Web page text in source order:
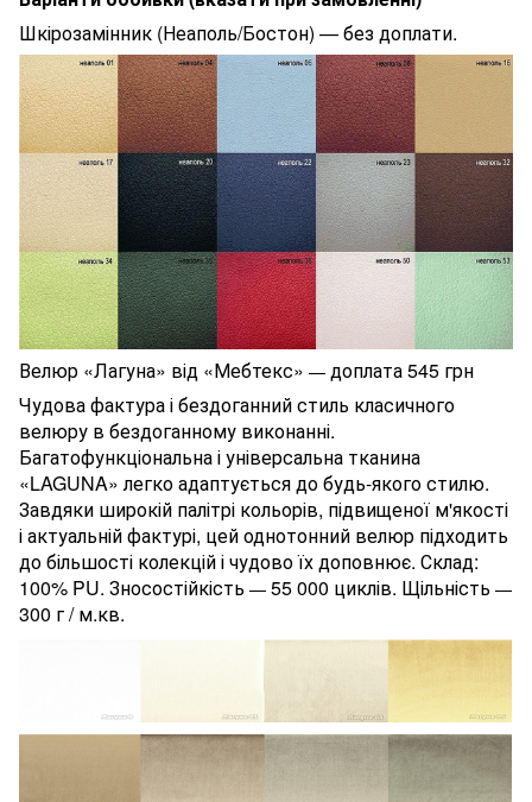
Шкірозамінник (Неаполь/Бостон) — без доплати.
Велюр «Лагуна» від «Мебтекс» — доплата 545 грн
Чудова фактура і бездоганний стиль класичного
велюру в бездоганному виконанні.
Багатофункціональна і універсальна тканина
«LAGUNA» легко адаптується до будь-якого стилю.
Завдяки широкій палітрі кольорів, підвищеної м'якості
і актуальній фактурі, цей однотонний велюр підходить
до більшості колекцій і чудово їх доповнює. Склад:
100% PU. Зносостійкість — 55 000 циклів. Щільність —
300 г / м.кв.